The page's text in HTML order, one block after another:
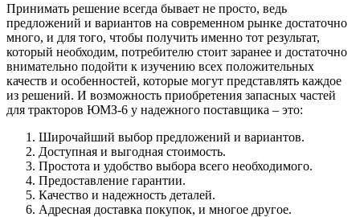
Принимать решение всегда бывает не просто, ведь
предложений и вариантов на современном рынке достаточно
много, и для того, чтобы получить именно тот результат,
который необходим, потребителю стоит заранее и достаточно
внимательно подойти к изучению всех положительных
качеств и особенностей, которые могут представлять каждое
из решений. И возможность приобретения запасных частей
для тракторов ЮМЗ-6 у надежного поставщика – это:
Широчайший выбор предложений и вариантов.
Доступная и выгодная стоимость.
Простота и удобство выбора всего необходимого.
Предоставление гарантии.
Качество и надежность деталей.
Адресная доставка покупок, и многое другое.